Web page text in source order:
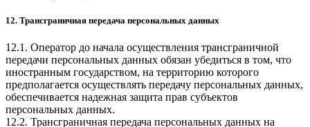
12. Трансграничная передача персональных данных
12.1. Оператор до начала осуществления трансграничной
передачи персональных данных обязан убедиться в том, что
иностранным государством, на территорию которого
предполагается осуществлять передачу персональных данных,
обеспечивается надежная защита прав субъектов
персональных данных.
12.2. Трансграничная передача персональных данных на